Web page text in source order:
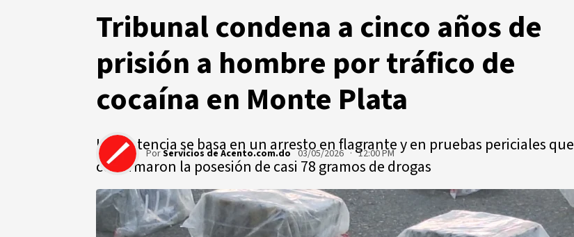
Tribunal condena a cinco años de
prisión a hombre por tráfico de
cocaína en Monte Plata
La sentencia se basa en un arresto en flagrante y en pruebas periciales que
confirmaron la posesión de casi 78 gramos de drogas
PorServicios de Acento.com.do 03/05/2026 · 12:00 PM